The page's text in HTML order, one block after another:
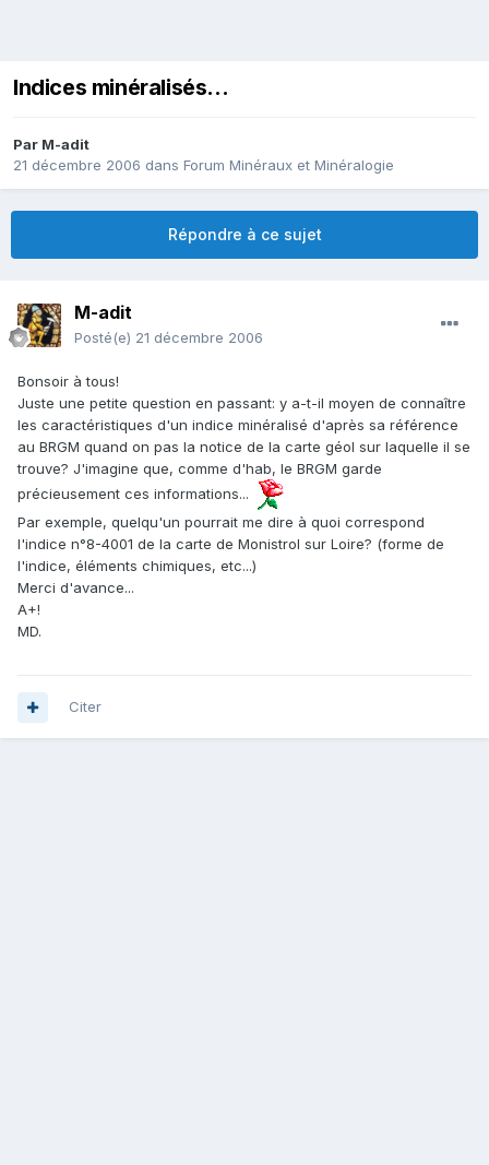
Indices minéralisés...
Par M-adit
21 décembre 2006 dans Forum Minéraux et Minéralogie
Répondre à ce sujet
M-adit
Posté(e) 21 décembre 2006
Bonsoir à tous!
Juste une petite question en passant: y a-t-il moyen de connaître
les caractéristiques d'un indice minéralisé d'après sa référence
au BRGM quand on pas la notice de la carte géol sur laquelle il se
trouve? J'imagine que, comme d'hab, le BRGM garde
précieusement ces informations...
Par exemple, quelqu'un pourrait me dire à quoi correspond
l'indice n°8-4001 de la carte de Monistrol sur Loire? (forme de
l'indice, éléments chimiques, etc...)
Merci d'avance...
A+!
MD.
Citer